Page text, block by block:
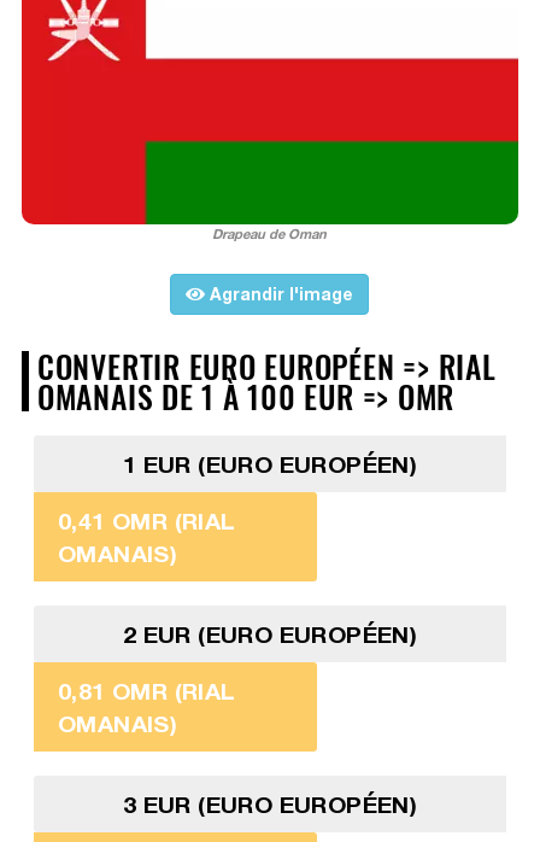
Drapeau de Oman
Agrandir l'image
CONVERTIR EURO EUROPÉEN => RIAL
OMANAIS DE 1 À 100 EUR => OMR
1 EUR (EURO EUROPÉEN)
0,41 OMR (RIAL
OMANAIS)
2 EUR (EURO EUROPÉEN)
0,81 OMR (RIAL
OMANAIS)
3 EUR (EURO EUROPÉEN)